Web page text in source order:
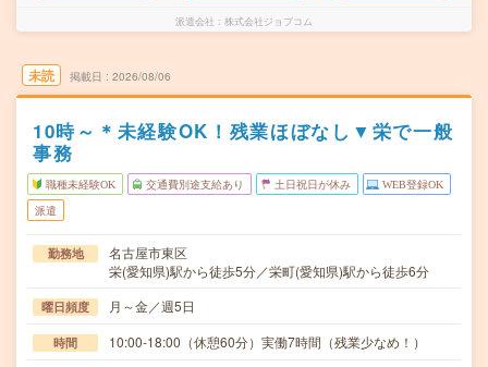
派遣会社 株式会社ジョブコム
未読 掲載日 2026/08/06
10時～＊未経験OK！残業ほぼなし▼栄で一般
事務
職種未経験OK 交通費別途支給あり 土日祝日が休み WEB登録OK
派遣
勤務地
名古屋市東区
栄(愛知県)駅から徒歩5分／栄町(愛知県)駅から徒歩6分
曜日頻度 月～金／週5日
時間 10:00-18:00（休憩60分）実働7時間（残業少なめ！）